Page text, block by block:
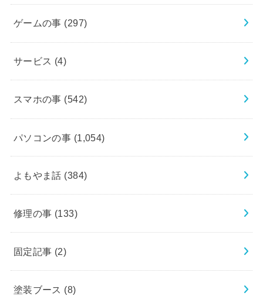
ゲームの事 (297)
サービス (4)
スマホの事 (542)
パソコンの事 (1,054)
よもやま話 (384)
修理の事 (133)
固定記事 (2)
塗装ブース (8)